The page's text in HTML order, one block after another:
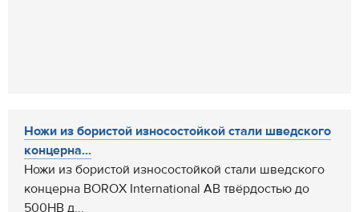
Ножи из бористой износостойкой стали шведского
концерна...
Ножи из бористой износостойкой стали шведского
концерна BOROX International AB твёрдостью до
500НВ д...